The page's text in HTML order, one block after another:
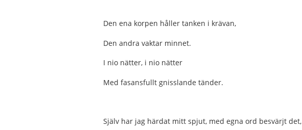
Den ena korpen håller tanken i krävan,
Den andra vaktar minnet.
I nio nätter, i nio nätter
Med fasansfullt gnisslande tänder.
Själv har jag härdat mitt spjut, med egna ord besvärjt det,